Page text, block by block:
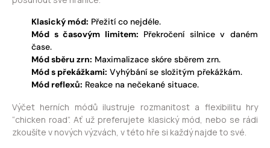
Klasický mód: Přežití co nejdéle.
Mód s časovým limitem: Překročení silnice v daném
čase.
Mód sběru zrn: Maximalizace skóre sběrem zrn.
Mód s překážkami: Vyhýbání se složitým překážkám.
Mód reflexů: Reakce na nečekané situace.
Výčet herních módů ilustruje rozmanitost a flexibilitu hry
“chicken road”. Ať už preferujete klasický mód, nebo se rádi
zkoušíte v nových výzvách, v této hře si každý najde to své.